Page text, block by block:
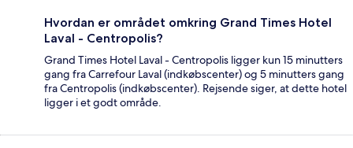
Hvordan er området omkring Grand Times Hotel
Laval - Centropolis?
Grand Times Hotel Laval - Centropolis ligger kun 15 minutters
gang fra Carrefour Laval (indkøbscenter) og 5 minutters gang
fra Centropolis (indkøbscenter). Rejsende siger, at dette hotel
ligger i et godt område.